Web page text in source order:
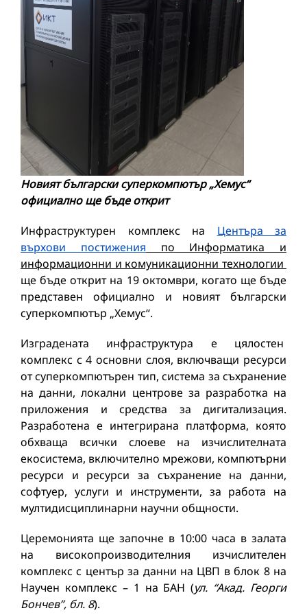
Новият български суперкомпютър „Хемус“
официално ще бъде открит
Инфраструктурен комплекс на Центъра за
върхови постижения по Информатика и
информационни и комуникационни технологии
ще бъде открит на 19 октомври, когато ще бъде
представен официално и новият български
суперкомпютър „Хемус“.
Изградената инфраструктура е цялостен
комплекс с 4 основни слоя, включващи ресурси
от суперкомпютърен тип, система за съхранение
на данни, локални центрове за разработка на
приложения и средства за дигитализация.
Разработена е интегрирана платформа, която
обхваща всички слоеве на изчислителната
екосистема, включително мрежови, компютърни
ресурси и ресурси за съхранение на данни,
софтуер, услуги и инструменти, за работа на
мултидисциплинарни научни общности.
Церемонията ще започне в 10:00 часа в залата
на високопроизводителния изчислителен
комплекс с център за данни на ЦВП в блок 8 на
Научен комплекс – 1 на БАН (ул. “Акад. Георги
Бончев”, бл. 8).